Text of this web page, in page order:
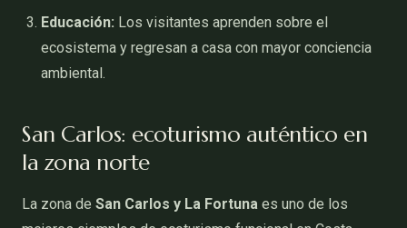
Educación: Los visitantes aprenden sobre el
ecosistema y regresan a casa con mayor conciencia
ambiental.
San Carlos: ecoturismo auténtico en
la zona norte
La zona de San Carlos y La Fortuna es uno de los